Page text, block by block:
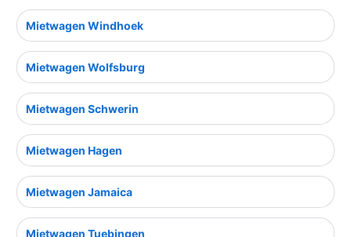
Mietwagen Windhoek
Mietwagen Wolfsburg
Mietwagen Schwerin
Mietwagen Hagen
Mietwagen Jamaica
Mietwagen Tuebingen